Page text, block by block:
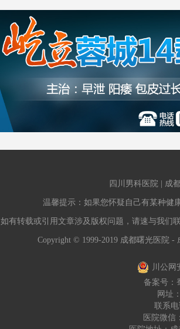
四川男科医院| 成
温馨提示：如果您怀疑自己有某种健
如有转载或引用文章涉及版权问题，请速与我们
Copyright © 1999-2019 成都曙光医院
川公网
备案号：
网址：
联系电
医院微信